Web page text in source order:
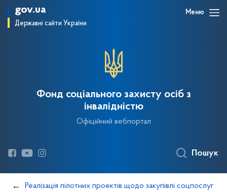
gov.ua
Державні сайти України
Меню
Фонд соціального захисту осіб з
інвалідністю
Офіційний вебпортал
Пошук
Реалізація пілотних проектів щодо закупівлі соцпослуг